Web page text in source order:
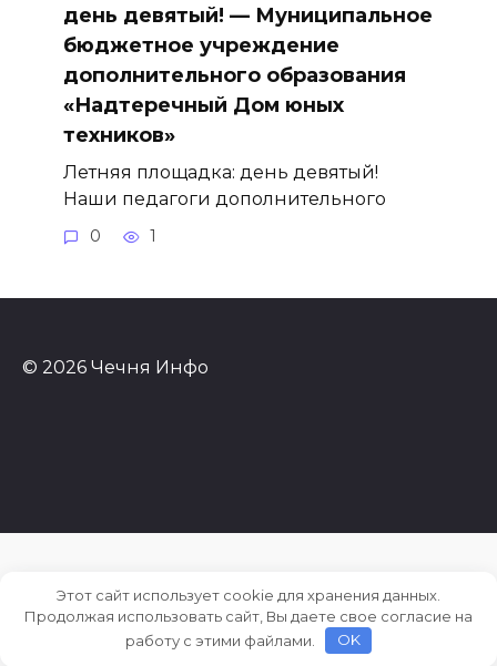
день девятый! — Муниципальное
бюджетное учреждение
дополнительного образования
«Надтеречный Дом юных
техников»
Летняя площадка: день девятый!
Наши педагоги дополнительного
0 1
© 2026 Чечня Инфо
Этот сайт использует cookie для хранения данных.
Продолжая использовать сайт, Вы даете свое согласие на
работу с этими файлами.
OK